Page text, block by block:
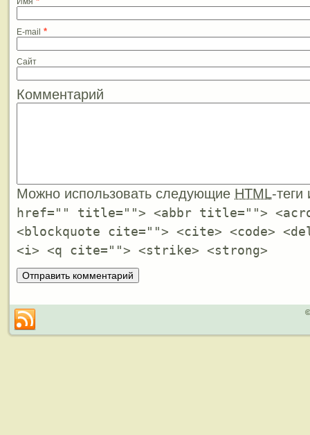
E-mail *
Сайт
Комментарий
Можно использовать следующие HTML-
href="" title=""> <abbr title="">
<blockquote cite=""> <cite> <code>
<i> <q cite=""> <strike> <strong>